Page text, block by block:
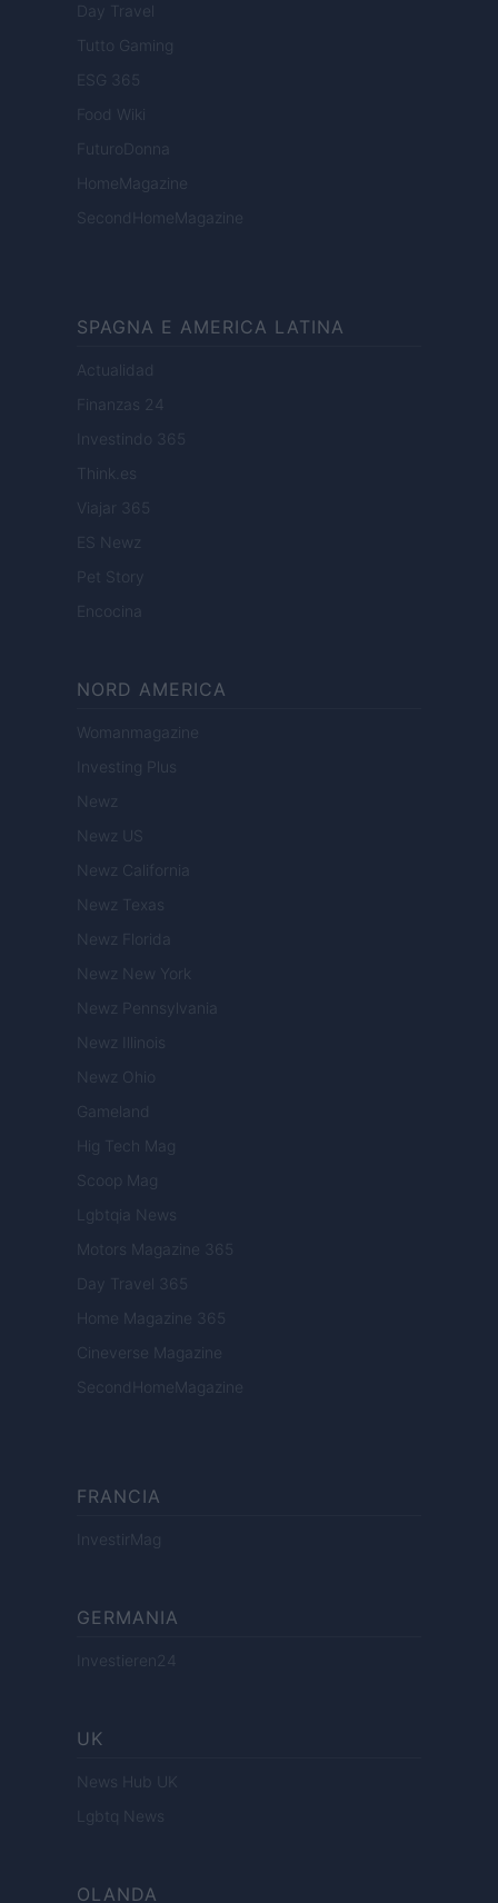
Day Travel
Tutto Gaming
ESG 365
Food Wiki
FuturoDonna
HomeMagazine
SecondHomeMagazine
SPAGNA E AMERICA LATINA
Actualidad
Finanzas 24
Investindo 365
Think.es
Viajar 365
ES Newz
Pet Story
Encocina
NORD AMERICA
Womanmagazine
Investing Plus
Newz
Newz US
Newz California
Newz Texas
Newz Florida
Newz New York
Newz Pennsylvania
Newz Illinois
Newz Ohio
Gameland
Hig Tech Mag
Scoop Mag
Lgbtqia News
Motors Magazine 365
Day Travel 365
Home Magazine 365
Cineverse Magazine
SecondHomeMagazine
FRANCIA
InvestirMag
GERMANIA
Investieren24
UK
News Hub UK
Lgbtq News
OLANDA